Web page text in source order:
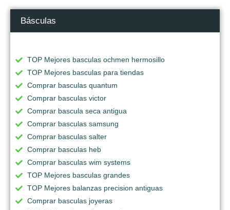
Básculas
TOP Mejores basculas ochmen hermosillo
TOP Mejores basculas para tiendas
Comprar basculas quantum
Comprar basculas victor
Comprar bascula seca antigua
Comprar basculas samsung
Comprar basculas salter
Comprar basculas heb
Comprar basculas wim systems
TOP Mejores basculas grandes
TOP Mejores balanzas precision antiguas
Comprar basculas joyeras